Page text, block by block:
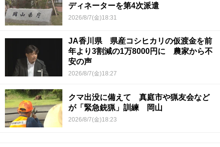
ディネーターを第4次派遣
2026/8/7(金)18:31
JA香川県 県産コシヒカリの仮渡金を前
年より3割減の1万8000円に 農家から不
安の声
2026/8/7(金)18:27
クマ出没に備えて 真庭市や猟友会など
が「緊急銃猟」訓練 岡山
2026/8/7(金)18:23